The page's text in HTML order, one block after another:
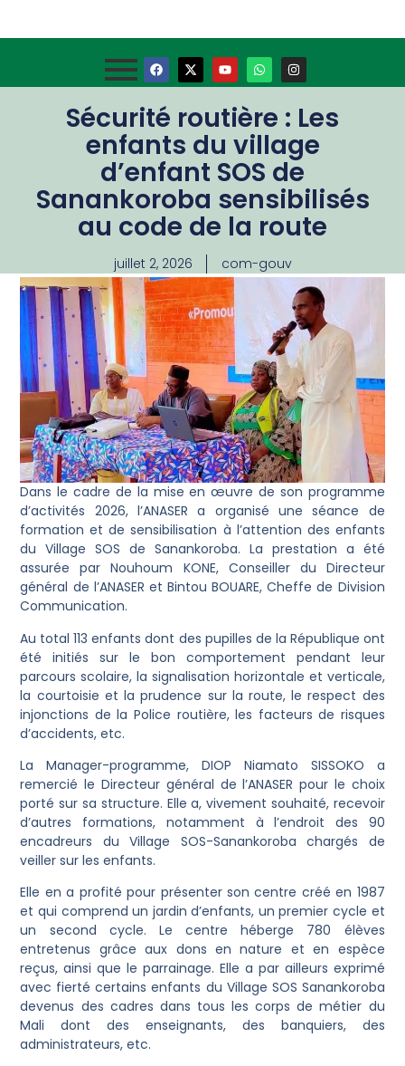
Sécurité routière : Les
enfants du village
d’enfant SOS de
Sanankoroba sensibilisés
au code de la route
juillet 2, 2026 com-gouv
Dans le cadre de la mise en œuvre de son programme
d’activités 2026, l’ANASER a organisé une séance de
formation et de sensibilisation à l’attention des enfants
du Village SOS de Sanankoroba. La prestation a été
assurée par Nouhoum KONE, Conseiller du Directeur
général de l’ANASER et Bintou BOUARE, Cheffe de Division
Communication.
Au total 113 enfants dont des pupilles de la République ont
été initiés sur le bon comportement pendant leur
parcours scolaire, la signalisation horizontale et verticale,
la courtoisie et la prudence sur la route, le respect des
injonctions de la Police routière, les facteurs de risques
d’accidents, etc.
La Manager-programme, DIOP Niamato SISSOKO a
remercié le Directeur général de l’ANASER pour le choix
porté sur sa structure. Elle a, vivement souhaité, recevoir
d’autres formations, notamment à l’endroit des 90
encadreurs du Village SOS-Sanankoroba chargés de
veiller sur les enfants.
Elle en a profité pour présenter son centre créé en 1987
et qui comprend un jardin d’enfants, un premier cycle et
un second cycle. Le centre héberge 780 élèves
entretenus grâce aux dons en nature et en espèce
reçus, ainsi que le parrainage. Elle a par ailleurs exprimé
avec fierté certains enfants du Village SOS Sanankoroba
devenus des cadres dans tous les corps de métier du
Mali dont des enseignants, des banquiers, des
administrateurs, etc.